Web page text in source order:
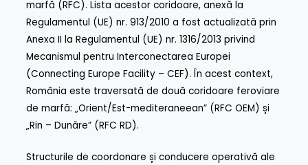
marfă (RFC). Lista acestor coridoare, anexă la
Regulamentul (UE) nr. 913/2010 a fost actualizată prin
Anexa II la Regulamentul (UE) nr. 1316/2013 privind
Mecanismul pentru Interconectarea Europei
(Connecting Europe Facility – CEF). În acest context,
România este traversată de două coridoare feroviare
de marfă: „Orient/Est-mediteraneean” (RFC OEM) și
„Rin – Dunăre” (RFC RD).
Structurile de coordonare și conducere operativă ale